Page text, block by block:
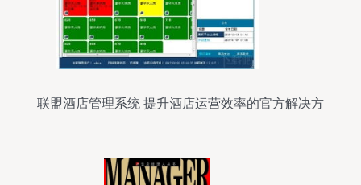
联盟酒店管理系统 提升酒店运营效率的官方解决方